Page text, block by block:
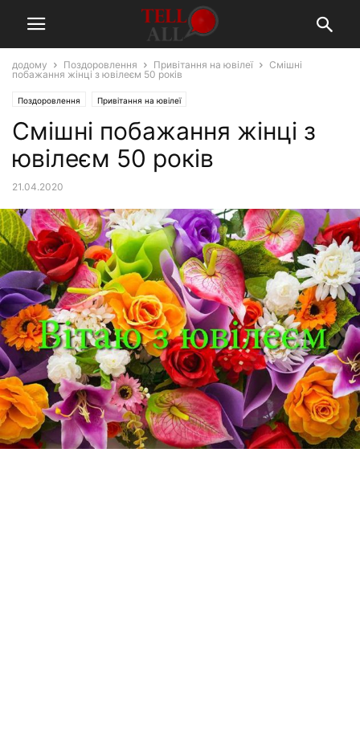
додому Поздоровлення Привітання на ювілеї
Смішні
побажання жінці з ювілеєм 50 років
Поздоровлення Привітання на ювілеї
Смішні побажання жінці з
ювілеєм 50 років
21.04.2020